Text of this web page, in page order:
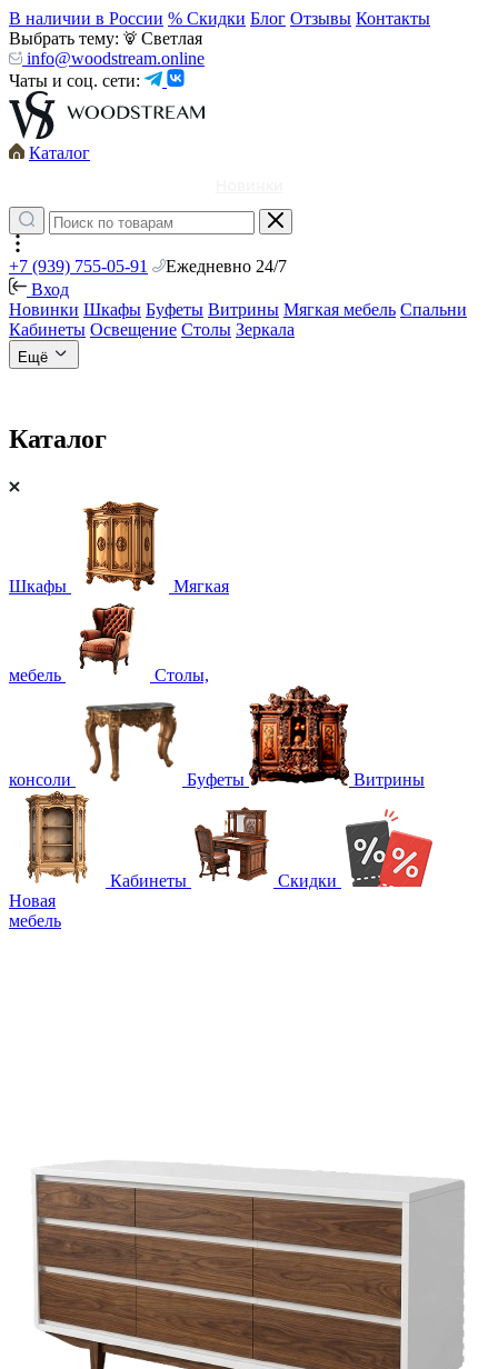
В наличии в России % Скидки Блог Отзывы Контакты
Выбрать тему:
Светлая
info@woodstream.online
Чаты и соц. сети:
Каталог
+7 (939) 755-05-91
Ежедневно 24/7
Вход
Новинки Шкафы Буфеты Витрины Мягкая мебель Спальни
Кабинеты Освещение Столы Зеркала
Ещё
Каталог
Шкафы Мягкая
мебель Столы,
консоли Буфеты Витрины
Кабинеты
Скидки
Новая
мебель